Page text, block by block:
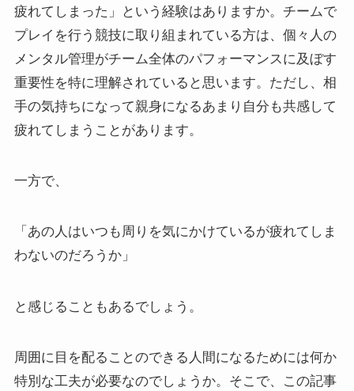
疲れてしまった」という経験はありますか。チームで
プレイを行う競技に取り組まれている方は、個々人の
メンタル管理がチーム全体のパフォーマンスに及ぼす
重要性を特に理解されていると思います。ただし、相
手の気持ちになって親身になるあまり自分も共感して
疲れてしまうことがあります。
一方で、
「あの人はいつも周りを気にかけているが疲れてしま
わないのだろうか」
と感じることもあるでしょう。
周囲に目を配ることのできる人間になるためには何か
特別な工夫が必要なのでしょうか。そこで、この記事